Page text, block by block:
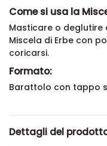
Come si usa la
Masticare o deglutire
Miscela di Erbe con
coricarsi.
Formato:
Barattolo con tappo
Dettagli del